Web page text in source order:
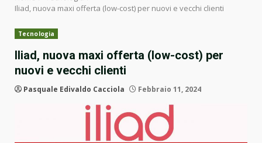
Iliad, nuova maxi offerta (low-cost) per nuovi e vecchi clienti
Tecnologia
Iliad, nuova maxi offerta (low-cost) per
nuovi e vecchi clienti
Pasquale Edivaldo Cacciola Febbraio 11, 2024